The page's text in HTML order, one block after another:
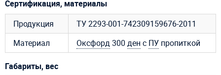
Сертификация, материалы
Продукция
ТУ 2293-001-742309159676-2011
Материал
Оксфорд300 ден с ПУ пропиткой
Габариты, вес